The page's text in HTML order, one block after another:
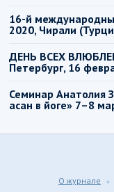
16-й
2020, Чирали
ДЕНЬ ВСЕХ
Петербург, 16
Семинар Анатолия
асан в йоге» 7–8
О журнале